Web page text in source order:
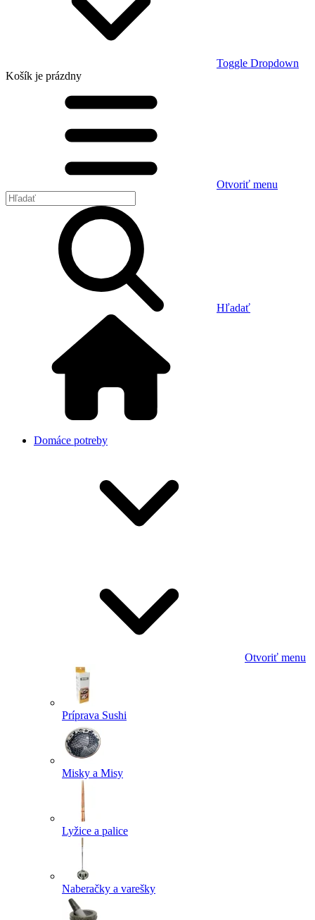
Toggle Dropdown
Košík je prázdny
Otvoriť menu
Hľadať
Domáce potreby
Otvoriť menu
Príprava Sushi
Misky a Misy
Lyžice a palice
Naberačky a varešky